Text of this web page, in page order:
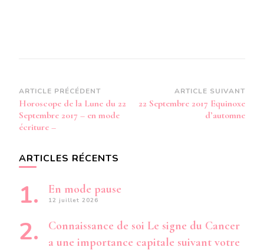
Navigation
d’article
ARTICLE PRÉCÉDENT
Horoscope de la Lune du 22
Septembre 2017 – en mode
écriture –
ARTICLE SUIVANT
22 Septembre 2017 Equinoxe
d’automne
ARTICLES RÉCENTS
En mode pause
12 juillet 2026
Connaissance de soi Le signe du Cancer
a une importance capitale suivant votre